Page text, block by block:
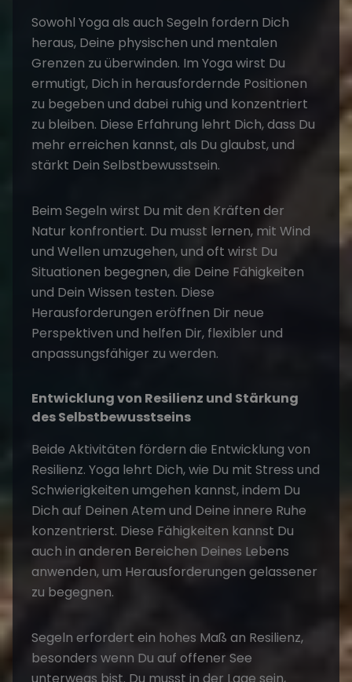
Sowohl Yoga als auch Segeln fordern Dich
heraus, Deine physischen und mentalen
Grenzen zu überwinden. Im Yoga wirst Du
ermutigt, Dich in herausfordernde Positionen
zu begeben und dabei ruhig und konzentriert
zu bleiben. Diese Erfahrung lehrt Dich, dass Du
mehr erreichen kannst, als Du glaubst, und
stärkt Dein Selbstbewusstsein.
Beim Segeln wirst Du mit den Kräften der
Natur konfrontiert. Du musst lernen, mit Wind
und Wellen umzugehen, und oft wirst Du
Situationen begegnen, die Deine Fähigkeiten
und Dein Wissen testen. Diese
Herausforderungen eröffnen Dir neue
Perspektiven und helfen Dir, flexibler und
anpassungsfähiger zu werden.
Entwicklung von Resilienz und Stärkung
des Selbstbewusstseins
Beide Aktivitäten fördern die Entwicklung von
Resilienz. Yoga lehrt Dich, wie Du mit Stress und
Schwierigkeiten umgehen kannst, indem Du
Dich auf Deinen Atem und Deine innere Ruhe
konzentrierst. Diese Fähigkeiten kannst Du
auch in anderen Bereichen Deines Lebens
anwenden, um Herausforderungen gelassener
zu begegnen.
Segeln erfordert ein hohes Maß an Resilienz,
besonders wenn Du auf offener See
unterwegs bist. Du musst in der Lage sein,